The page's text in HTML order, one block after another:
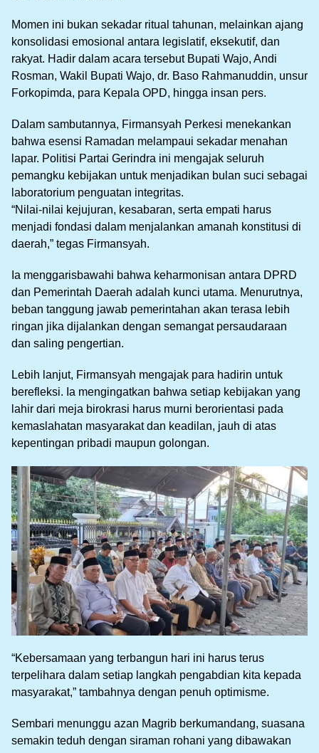
Momen ini bukan sekadar ritual tahunan, melainkan ajang
konsolidasi emosional antara legislatif, eksekutif, dan
rakyat. Hadir dalam acara tersebut Bupati Wajo, Andi
Rosman, Wakil Bupati Wajo, dr. Baso Rahmanuddin, unsur
Forkopimda, para Kepala OPD, hingga insan pers.
Dalam sambutannya, Firmansyah Perkesi menekankan
bahwa esensi Ramadan melampaui sekadar menahan
lapar. Politisi Partai Gerindra ini mengajak seluruh
pemangku kebijakan untuk menjadikan bulan suci sebagai
laboratorium penguatan integritas.
“Nilai-nilai kejujuran, kesabaran, serta empati harus
menjadi fondasi dalam menjalankan amanah konstitusi di
daerah,” tegas Firmansyah.
Ia menggarisbawahi bahwa keharmonisan antara DPRD
dan Pemerintah Daerah adalah kunci utama. Menurutnya,
beban tanggung jawab pemerintahan akan terasa lebih
ringan jika dijalankan dengan semangat persaudaraan
dan saling pengertian.
Lebih lanjut, Firmansyah mengajak para hadirin untuk
berefleksi. Ia mengingatkan bahwa setiap kebijakan yang
lahir dari meja birokrasi harus murni berorientasi pada
kemaslahatan masyarakat dan keadilan, jauh di atas
kepentingan pribadi maupun golongan.
“Kebersamaan yang terbangun hari ini harus terus
terpelihara dalam setiap langkah pengabdian kita kepada
masyarakat,” tambahnya dengan penuh optimisme.
Sembari menunggu azan Magrib berkumandang, suasana
semakin teduh dengan siraman rohani yang dibawakan